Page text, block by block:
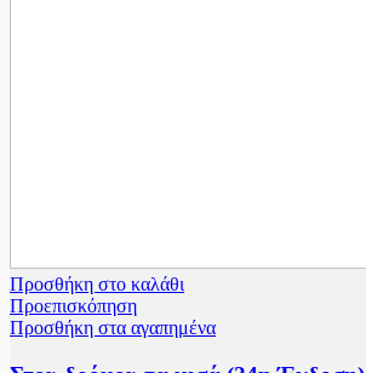
Προσθήκη στο καλάθι
Προεπισκόπηση
Προσθήκη στα αγαπημένα